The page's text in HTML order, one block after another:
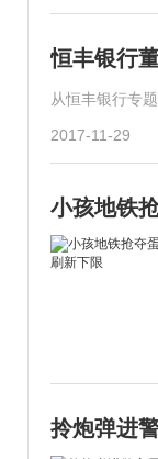
恒丰银行
从恒丰银行专
2017-11-29
小孩地铁
拎炮弹进